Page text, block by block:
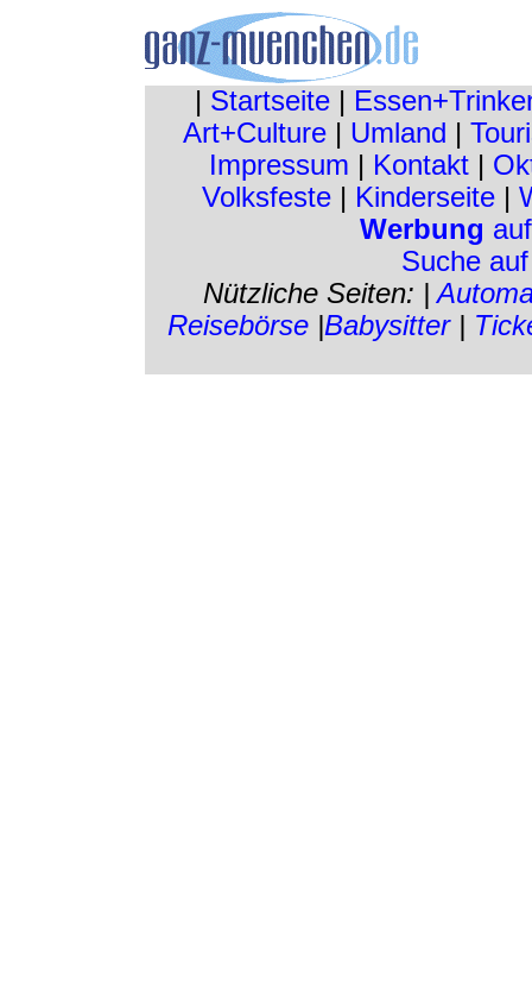
| Startseite|
Art+Culture| Umland |
Impressum | Kontakt |
Volksfeste | Kinderseite |
Werbung
Suche
Nützliche Seiten: |
Reisebörse |Babysitter |